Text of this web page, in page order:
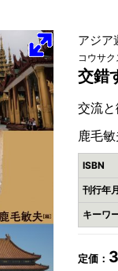
アジア
コウサ
交錯
交流
鹿毛
ISBN
刊行年月
キーワ
定価：